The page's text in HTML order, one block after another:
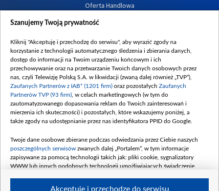
Oferta Handlowa
Dostępność
Procedura zgłoszeń wewnętrznych
Szanujemy Twoją prywatność
Kliknij "Akceptuję i przechodzę do serwisu", aby wyrazić zgody na
korzystanie z technologii automatycznego śledzenia i zbierania danych,
dostęp do informacji na Twoim urządzeniu końcowym i ich
przechowywanie oraz na przetwarzanie Twoich danych osobowych przez
nas, czyli Telewizję Polską S.A. w likwidacji (zwaną dalej również „TVP”),
Zaufanych Partnerów z IAB* (1201 firm) oraz pozostałych Zaufanych
Partnerów TVP (93 firm) , w celach marketingowych (w tym do
zautomatyzowanego dopasowania reklam do Twoich zainteresowań i
mierzenia ich skuteczności) i pozostałych, które wskazujemy poniżej, a
także zgody na udostępnianie przez nas identyfikatora PPID do Google.
Twoje dane osobowe zbierane podczas odwiedzania przez Ciebie naszych
poszczególnych serwisów zwanych dalej „Portalem”, w tym informacje
zapisywane za pomocą technologii takich jak: pliki cookie, sygnalizatory
WWW lub innych podobnych technologii umożliwiających świadczenie
Akceptuję i przechodzę do serwisu